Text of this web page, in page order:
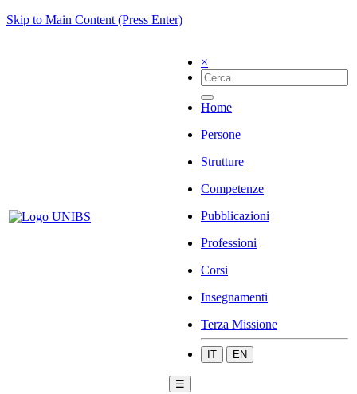
Skip to Main Content (Press Enter)
×
Home
Persone
Strutture
Competenze
Pubblicazioni
Professioni
Corsi
Insegnamenti
Terza Missione
IT EN
☰